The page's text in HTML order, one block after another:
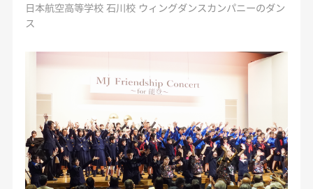
日本航空高等学校 石川校 ウィングダンスカンパニーのダン
ス